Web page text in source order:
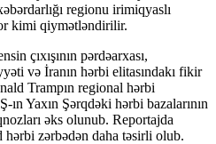
regionu irimiqyaslı
kimi qiymətləndirilir.
çıxışının pərdəarxası,
və İranın hərbi elitasındakı fikir
Trampın regional hərbi
Yaxın Şərqdəki hərbi bazalarının
əks olunub. Reportajda
zərbədən daha təsirli olub.